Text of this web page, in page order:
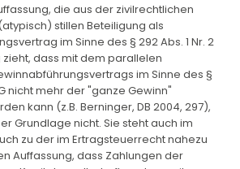
die aus der zivilrechtlichen
stillen Beteiligung als
im Sinne des § 292 Abs. 1 Nr. 2
zieht, dass mit dem parallelen
im Sinne des §
nicht mehr der "ganze Gewinn"
kann (z.B. Berninger, DB 2004, 297),
Grundlage nicht. Sie steht auch im
zu der im Ertragsteuerrecht nahezu
Auffassung, dass Zahlungen der